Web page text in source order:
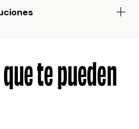
te pueden